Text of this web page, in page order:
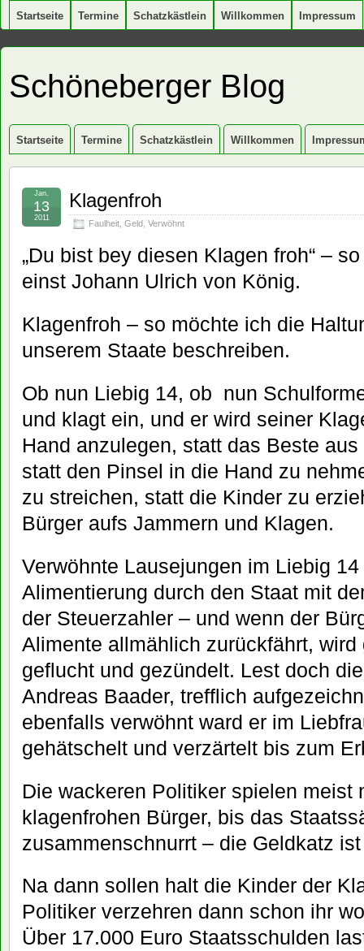
Startseite Termine Schatzkästlein Willkommen Impressum
Schöneberger Blog
Startseite Termine Schatzkästlein Willkommen
Klagenfroh
Faulheit Geld Verwöhnt
Jan.
13
2011
„Du bist bey diesen Klagen froh“ –
einst Johann Ulrich von König.
Klagenfroh – so möchte ich die
unserem Staate beschreiben.
Ob nun Liebig 14, ob nun
und klagt ein, und er wird seiner
Hand anzulegen, statt das Beste
statt den Pinsel in die Hand zu
zu streichen, statt die Kinder zu
Bürger aufs Jammern und Klagen.
Verwöhnte Lausejungen im Liebig
Alimentierung durch den Staat mit
der Steuerzahler – und wenn der
Alimente allmählich zurückfährt,
geflucht und gezündelt. Lest doch
Andreas Baader, trefflich
ebenfalls verwöhnt ward er im
gehätschelt und verzärtelt bis zum
Die wackeren Politiker spielen meist
klagenfrohen Bürger, bis das
zusammenschnurrt – die Geldkatz
Na dann sollen halt die Kinder der
Politiker verzehren dann schon ihr
Über 17.000 Euro Staatsschulden